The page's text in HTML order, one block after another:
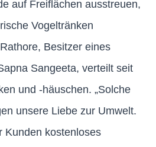
auf Freiflächen ausstreuen,
Vogeltränken
Besitzer eines
Sangeeta, verteilt seit
und -häuschen. „Solche
unsere Liebe zur Umwelt.
Kunden kostenloses